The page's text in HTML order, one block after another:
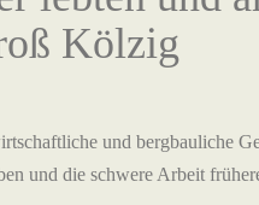
Kölzig
und bergbauliche
und die schwere Arbeit